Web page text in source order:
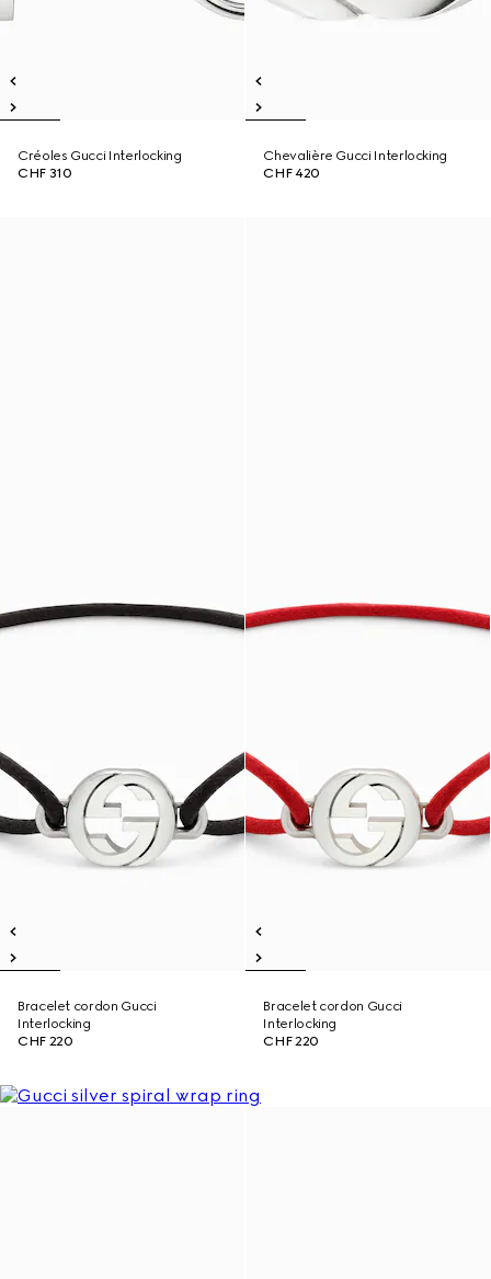
Créoles Gucci Interlocking
CHF 310
Chevalière Gucci Interlocking
CHF 420
Bracelet cordon Gucci
Interlocking
CHF 220
Bracelet cordon Gucci
Interlocking
CHF 220